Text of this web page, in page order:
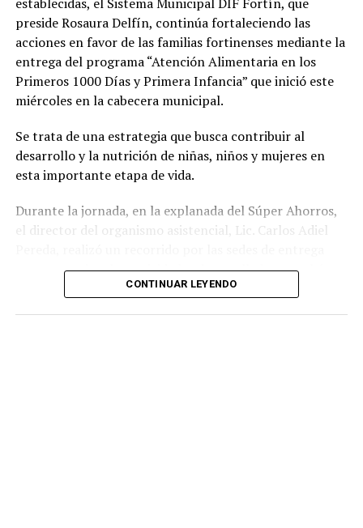
preside Rosaura Delfín, continúa fortaleciendo las
acciones en favor de las familias fortinenses mediante la
entrega del programa “Atención Alimentaria en los
Primeros 1000 Días y Primera Infancia” que inició este
miércoles en la cabecera municipal.
Se trata de una estrategia que busca contribuir al
desarrollo y la nutrición de niñas, niños y mujeres en
esta importante etapa de vida.
Durante la jornada, en la explanada del Súper Ahorros,
el director del organismo asistencial, Lic. Carlos Adiel
para supervisar las actividades desarrolladas por el área
de Plan Alimentario, reconociendo el compromiso y la
CONTINUAR LEYENDO